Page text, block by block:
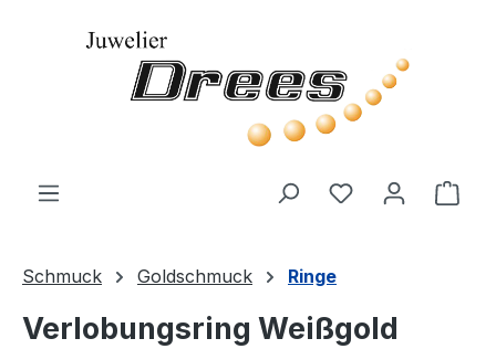
Zum Hauptinhalt springen
Du hast 0
Schmuck Goldschmuck Ringe
Verlobungsring Weißgold